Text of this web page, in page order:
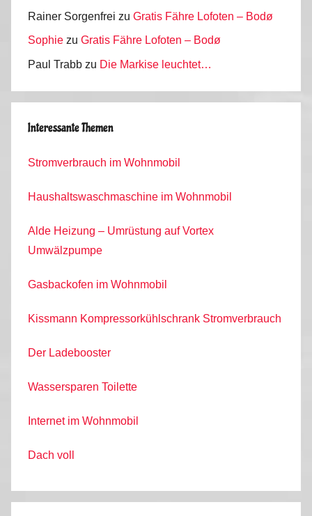
Rainer Sorgenfrei zu Gratis Fähre Lofoten – Bodø
Sophie zu Gratis Fähre Lofoten – Bodø
Paul Trabb zu Die Markise leuchtet…
Interessante Themen
Stromverbrauch im Wohnmobil
Haushaltswaschmaschine im Wohnmobil
Alde Heizung – Umrüstung auf Vortex
Umwälzpumpe
Gasbackofen im Wohnmobil
Kissmann Kompressorkühlschrank Stromverbrauch
Der Ladebooster
Wassersparen Toilette
Internet im Wohnmobil
Dach voll